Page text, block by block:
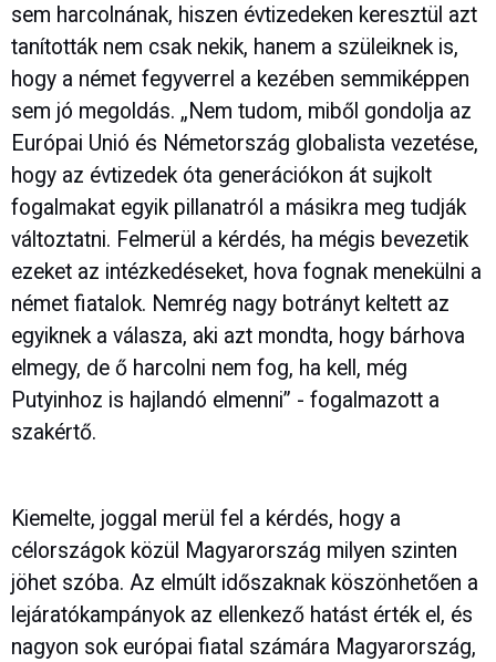
sem harcolnának, hiszen évtizedeken keresztül azt
tanították nem csak nekik, hanem a szüleiknek is,
hogy a német fegyverrel a kezében semmiképpen
sem jó megoldás. „Nem tudom, miből gondolja az
Európai Unió és Németország globalista vezetése,
hogy az évtizedek óta generációkon át sujkolt
fogalmakat egyik pillanatról a másikra meg tudják
változtatni. Felmerül a kérdés, ha mégis bevezetik
ezeket az intézkedéseket, hova fognak menekülni a
német fiatalok. Nemrég nagy botrányt keltett az
egyiknek a válasza, aki azt mondta, hogy bárhova
elmegy, de ő harcolni nem fog, ha kell, még
Putyinhoz is hajlandó elmenni” - fogalmazott a
szakértő.
Kiemelte, joggal merül fel a kérdés, hogy a
célországok közül Magyarország milyen szinten
jöhet szóba. Az elmúlt időszaknak köszönhetően a
lejáratókampányok az ellenkező hatást érték el, és
nagyon sok európai fiatal számára Magyarország,